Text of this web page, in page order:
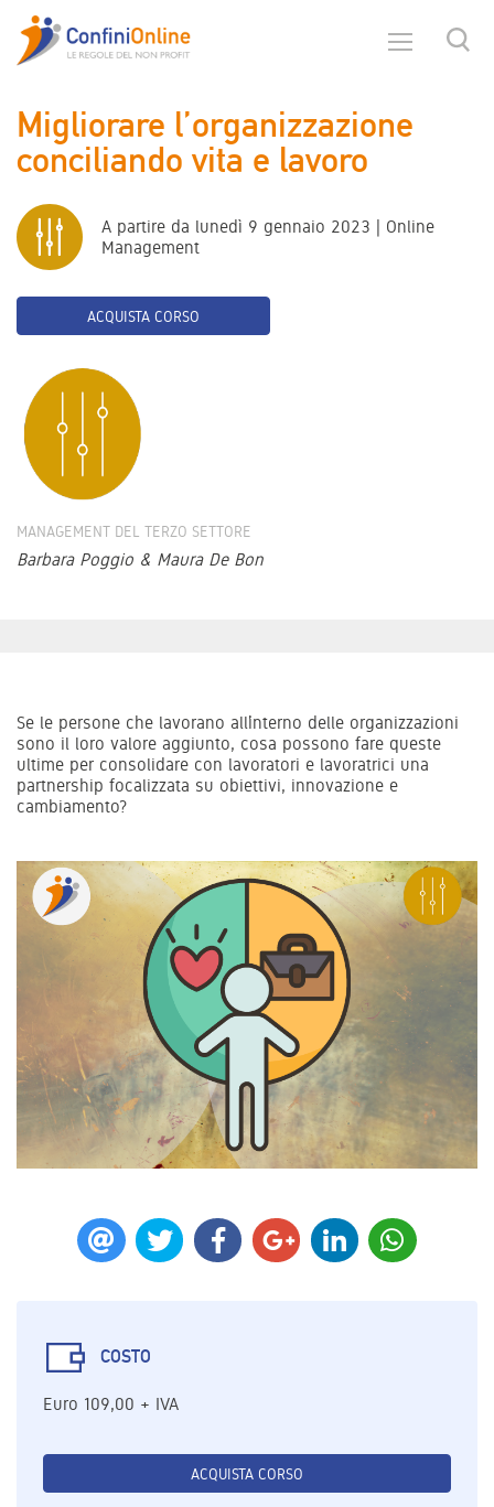
Migliorare l’organizzazione
conciliando vita e lavoro
A partire da lunedì 9 gennaio 2023 | Online
Management
ACQUISTA CORSO
MANAGEMENT DEL TERZO SETTORE
Barbara Poggio & Maura De Bon
Se le persone che lavorano all’interno delle organizzazioni
sono il loro valore aggiunto, cosa possono fare queste
ultime per consolidare con lavoratori e lavoratrici una
partnership focalizzata su obiettivi, innovazione e
cambiamento?
COSTO
Euro 109,00 + IVA
ACQUISTA CORSO